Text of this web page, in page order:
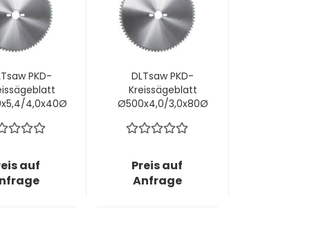
PKD-
4,0x40Ø
Plastics!
auf
DLTsaw PKD-
Kreissägeblatt
Ø500x4,0/3,0x80Ø
Plastics!
Preis auf
Anfrage